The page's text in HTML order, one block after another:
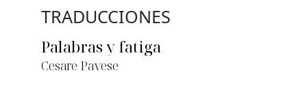
TRADUCCIONES
Palabras y fatiga
Cesare Pavese